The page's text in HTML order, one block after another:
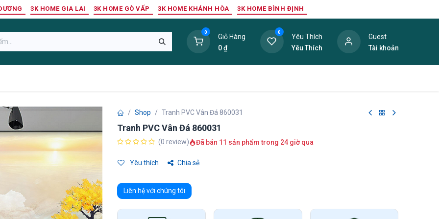
3K HOME GIA LAI 3K HOME GÒ VẤP 3K HOME KHÁNH HÒA 3K HOME BÌNH ĐỊNH
0
Giỏ Hàng
0₫
0
Yêu Thích
Yêu Thích
Guest
Tài khoản
Shop Tranh PVC Vân Đá 860031
Tranh PVC Vân Đá 860031
(0 review) Đã bán 11 sản phẩm trong 24 giờ qua
Yêu thích Chia sẻ
Liên hệ với chúng tôi